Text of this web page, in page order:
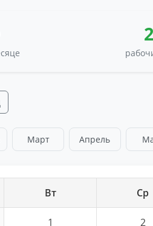
Март Апрель
Вт Ср
1 2